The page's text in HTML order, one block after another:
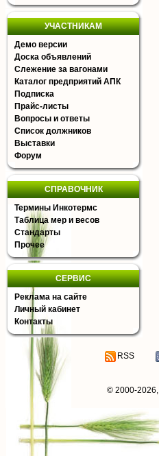
УЧАСТНИКАМ
Демо версии
Доска объявлений
Слежение за вагонами
Каталог предприятий АПК
Подписка
Прайс-листы
Вопросы и ответы
Список должников
Выставки
Форум
СПРАВОЧНИК
Термины Инкотермс
Таблица мер и весов
Стандарты
Прочее
СЕРВИС
Реклама на сайте
Личный кабинет
Контакты
RSS
© 2000-2026,